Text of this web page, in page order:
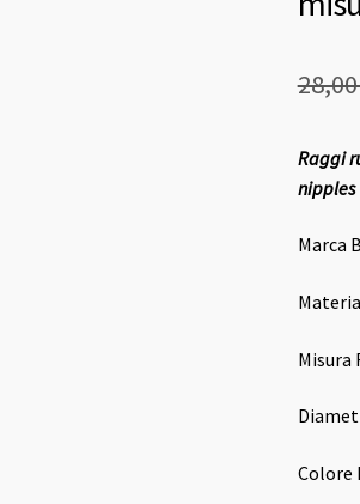
Raggi
nipples
Marca
Misura
Colore